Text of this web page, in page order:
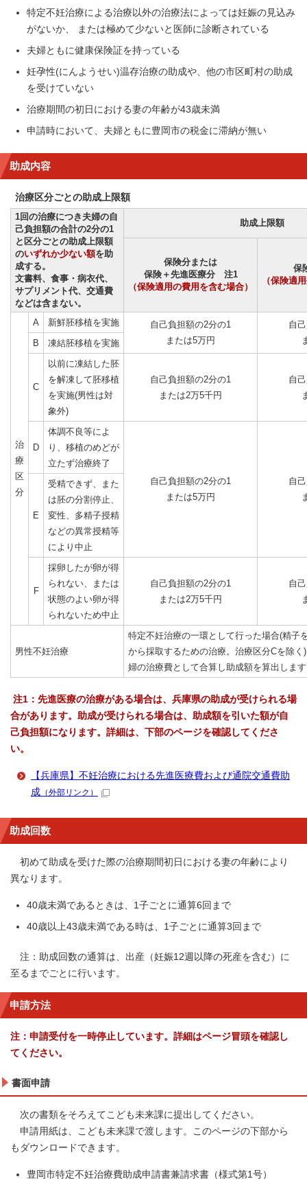
特定不妊治療による治療以外の治療法によっては妊娠の見込み
がないか、 または極めて少ないと医師に診断されている
夫婦ともに健康保険証を持っている
妊孕性(にんようせい)温存治療の助成や、他の市区町村の助成
を受けていない
治療期間の初日における妻の年齢が43歳未満
申請時において、夫婦ともに豊岡市の税金に滞納が無い
助成内容
治療区分ごとの助成上限額
1回の治療につき夫婦の自
己負担額の合計の2分の1
と区分ごとの助成上限額
のいずれか少ない額を助
成する。
文書料、食事・病衣代、
サプリメント代、交通費
などは含まない。
助成上限額
保険分または
保険＋先進医療分 注1
（保険適用の費用を含む場合）
保
（保険適
治
療
区
分
A 新鮮胚移植を実施
自己負担額の2分の1
または5万円
自
B 凍結胚移植を実施
C
以前に凍結した胚
を解凍して胚移植
を実施(男性は対
象外)
自己負担額の2分の1
または2万5千円
自
D
体調不良等によ
り、移植のめどが
立たず治療終了
自己負担額の2分の1
または5万円
自
E
受精できず、また
は胚の分割停止、
変性、多精子授精
などの異常授精等
により中止
F
採卵したが卵が得
られない、または
状態のよい卵が得
られないため中止
自己負担額の2分の1
または2万5千円
自
男性不妊治療
特定不妊治療の一環として行った場合(精子
から採取するための治療。治療区分Cを除
婦の治療費として合算し助成額を算出しま
注1：先進医療の治療がある場合は、兵庫県の助成が受けられる場
合があります。助成が受けられる場合は、助成額を引いた額が自
己負担額になります。詳細は、下部のページを確認してくださ
い。
【兵庫県】不妊治療における先進医療費および通院交通費助
成 （外部リンク）
助成回数
初めて助成を受けた際の治療期間初日における妻の年齢により
異なります。
40歳未満であるときは、1子ごとに通算6回まで
40歳以上43歳未満である時は、1子ごとに通算3回まで
注：助成回数の通算は、出産（妊娠12週以降の死産を含む）に
至るまでごとに行います。
申請方法
注：申請受付を一時停止しています。詳細はページ冒頭を確認し
てください。
書面申請
次の書類をそろえてこども未来課に提出してください。
申請用紙は、こども未来課で渡します。このページの下部から
もダウンロードできます。
豊岡市特定不妊治療費助成申請書兼請求書（様式第1号）